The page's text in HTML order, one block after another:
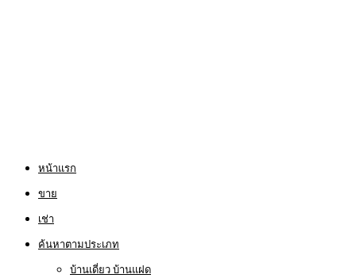
หน้าแรก
ขาย
เช่า
ค้นหาตามประเภท
บ้านเดี่ยว บ้านแฝด